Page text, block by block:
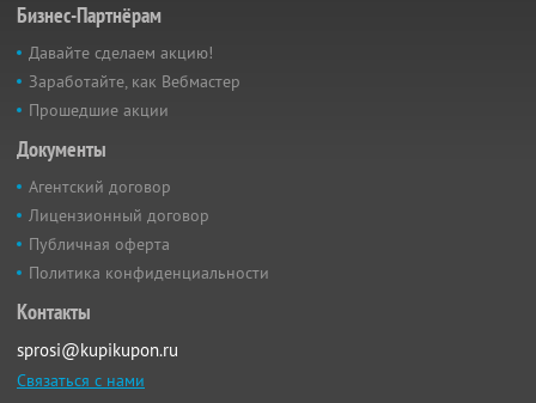
Бизнес-Партнёрам
Давайте сделаем акцию!
Заработайте, как Вебмастер
Прошедшие акции
Документы
Агентский договор
Лицензионный договор
Публичная оферта
Политика конфиденциальности
Контакты
sprosi@kupikupon.ru
Связаться с нами